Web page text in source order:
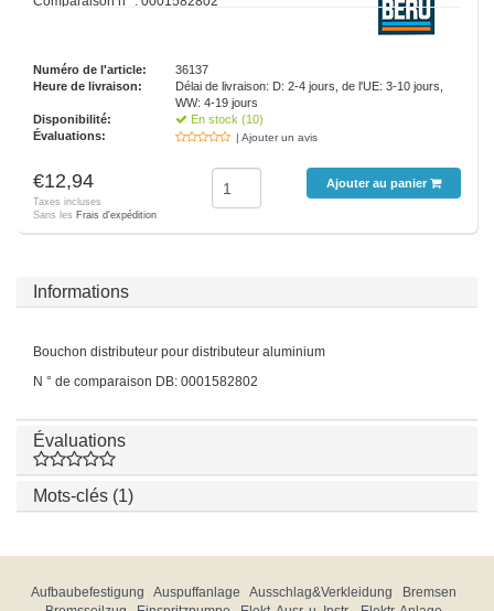
Numéro de l'article:
36137
Heure de livraison:
Délai de livraison: D: 2-4 jours, de l'UE: 3-10 jours,
WW: 4-19 jours
Disponibilité:
En stock (10)
Évaluations:
| Ajouter un avis
€12,94
Taxes incluses
Sans les Frais d'expédition
Ajouter au panier
Informations
Bouchon distributeur pour distributeur aluminium
N ° de comparaison DB: 0001582802
Évaluations
Mots-clés (1)
Aufbaubefestigung Auspuffanlage Ausschlag&Verkleidung
Bremsen